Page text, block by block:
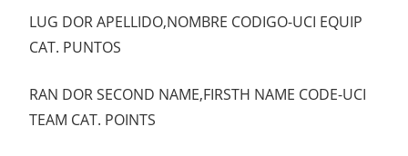
LUG DOR APELLIDO,NOMBRE CODIGO-UCI EQUIP
CAT. PUNTOS
RAN DOR SECOND NAME,FIRSTH NAME CODE-UCI
TEAM CAT. POINTS